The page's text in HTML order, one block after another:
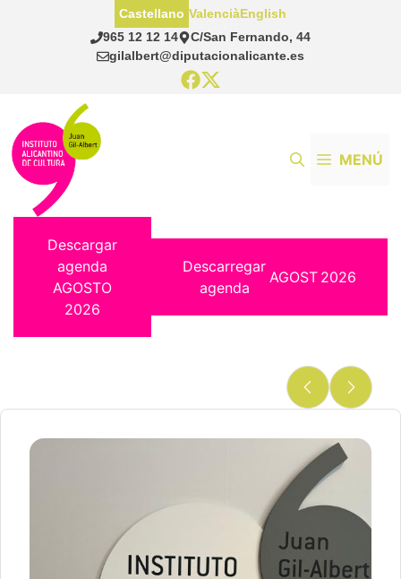
965 12 12 14
C/San Fernando, 44
gilalbert@diputacionalicante.es
Castellano ValenciàEnglish
MENÚ
Descargar
agenda
AGOSTO
2026
Descarregar
agenda
AGOST 2026